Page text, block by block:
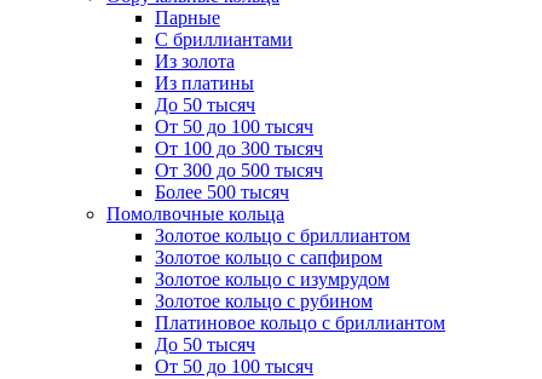
Парные
С бриллиантами
Из золота
Из платины
До 50 тысяч
От 50 до 100 тысяч
От 100 до 300 тысяч
От 300 до 500 тысяч
Более 500 тысяч
Помолвочные кольца
Золотое кольцо с бриллиантом
Золотое кольцо с сапфиром
Золотое кольцо с изумрудом
Золотое кольцо с рубином
Платиновое кольцо с бриллиантом
До 50 тысяч
От 50 до 100 тысяч